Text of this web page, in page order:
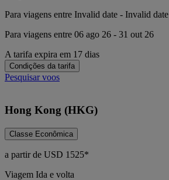
Para viagens entre Invalid date - Invalid date
Para viagens entre 06 ago 26 - 31 out 26
A tarifa expira em 17 dias
Condições da tarifa
Pesquisar voos
Hong Kong (HKG)
Classe Econômica
a partir de USD 1525*
Viagem Ida e volta